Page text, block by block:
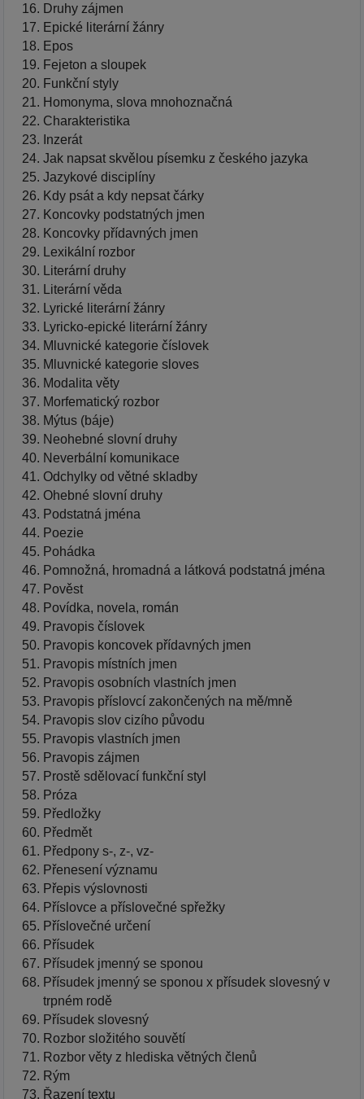
Druhy zájmen
Epické literární žánry
Epos
Fejeton a sloupek
Funkční styly
Homonyma, slova mnohoznačná
Charakteristika
Inzerát
Jak napsat skvělou písemku z českého jazyka
Jazykové disciplíny
Kdy psát a kdy nepsat čárky
Koncovky podstatných jmen
Koncovky přídavných jmen
Lexikální rozbor
Literární druhy
Literární věda
Lyrické literární žánry
Lyricko-epické literární žánry
Mluvnické kategorie číslovek
Mluvnické kategorie sloves
Modalita věty
Morfematický rozbor
Mýtus (báje)
Neohebné slovní druhy
Neverbální komunikace
Odchylky od větné skladby
Ohebné slovní druhy
Podstatná jména
Poezie
Pohádka
Pomnožná, hromadná a látková podstatná jména
Pověst
Povídka, novela, román
Pravopis číslovek
Pravopis koncovek přídavných jmen
Pravopis místních jmen
Pravopis osobních vlastních jmen
Pravopis příslovcí zakončených na mě/mně
Pravopis slov cizího původu
Pravopis vlastních jmen
Pravopis zájmen
Prostě sdělovací funkční styl
Próza
Předložky
Předmět
Předpony s-, z-, vz-
Přenesení významu
Přepis výslovnosti
Příslovce a příslovečné spřežky
Příslovečné určení
Přísudek
Přísudek jmenný se sponou
Přísudek jmenný se sponou x přísudek slovesný v
trpném rodě
Přísudek slovesný
Rozbor složitého souvětí
Rozbor věty z hlediska větných členů
Rým
Řazení textu